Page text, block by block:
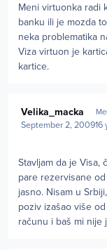
Meni virtuonka radi
banku ili je mozda
neka problematika
Viza virtuon je
kartice.
Velika_macka
September 2, 200916
Stavljam da je Visa,
pare rezervisane
jasno. Nisam u
poziv izašao više
računu i baš mi nije